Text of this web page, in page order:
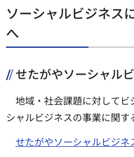
ソーシャルビジネス
へ
せたがやソーシャル
地域・社会課題に対して
シャルビジネスの事業に関
せたがやソーシャルビジ